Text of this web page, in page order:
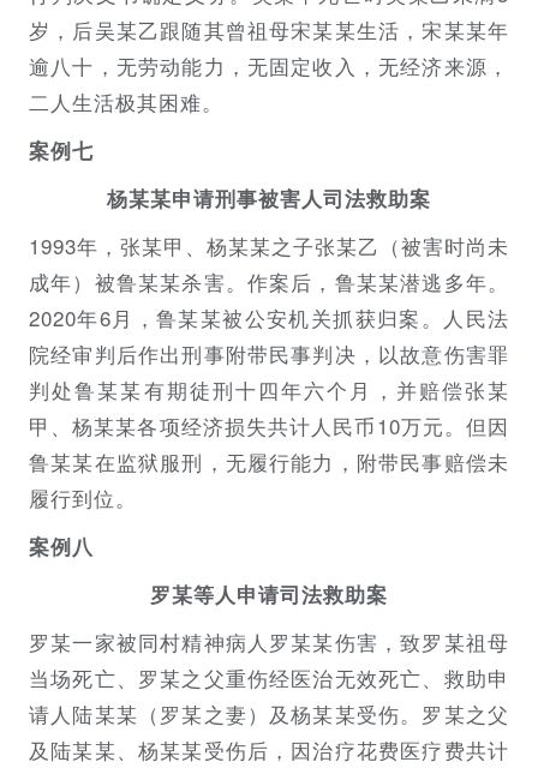
岁，后吴某乙跟随其曾祖母宋某某生活，宋某某年
逾八十，无劳动能力，无固定收入，无经济来源，
二人生活极其困难。
案例七
杨某某申请刑事被害人司法救助案
1993年，张某甲、杨某某之子张某乙（被害时尚未
成年）被鲁某某杀害。作案后，鲁某某潜逃多年。
2020年6月，鲁某某被公安机关抓获归案。人民法
院经审判后作出刑事附带民事判决，以故意伤害罪
判处鲁某某有期徒刑十四年六个月，并赔偿张某
甲、杨某某各项经济损失共计人民币10万元。但因
鲁某某在监狱服刑，无履行能力，附带民事赔偿未
履行到位。
案例八
罗某等人申请司法救助案
罗某一家被同村精神病人罗某某伤害，致罗某祖母
当场死亡、罗某之父重伤经医治无效死亡、救助申
请人陆某某（罗某之妻）及杨某某受伤。罗某之父
及陆某某、杨某某受伤后，因治疗花费医疗费共计